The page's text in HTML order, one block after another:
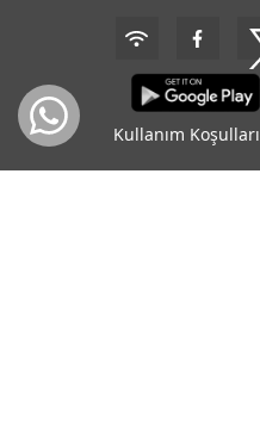
Kullanım Koşulları